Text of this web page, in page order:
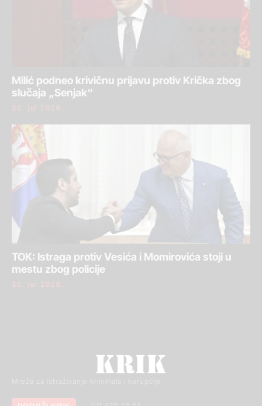
Milić podneo krivičnu prijavu protiv Krička zbog
slučaja „Senjak“
30. jul 2026.
TOK: Istraga protiv Vesića i Momirovića stoji u
mestu zbog policije
30. jul 2026.
Mreža za istraživanje kriminala i korupcije